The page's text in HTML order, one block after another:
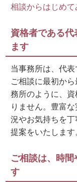
相談からはじめて
資格者である
ます
当事務所は、代
ご相談に最初か
務所のように、
りません。豊富
況やお気持ちを
提案をいたします。
ご相談は、時
す